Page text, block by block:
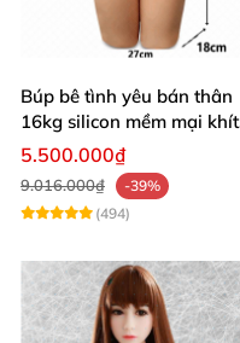
Búp bê tình yêu bán thân
16kg silicon mềm mại khít
hồng
5.500.000₫
9.016.000₫
-39%
(494)